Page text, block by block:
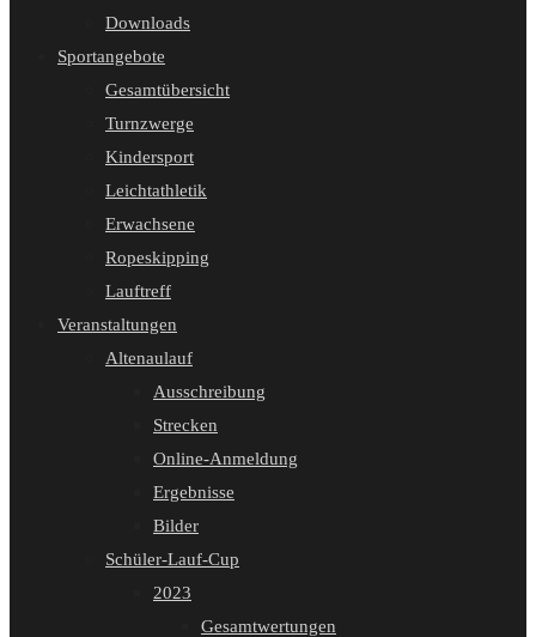
Downloads
Sportangebote
Gesamtübersicht
Turnzwerge
Kindersport
Leichtathletik
Erwachsene
Ropeskipping
Lauftreff
Veranstaltungen
Altenaulauf
Ausschreibung
Strecken
Online-Anmeldung
Ergebnisse
Bilder
Schüler-Lauf-Cup
2023
Gesamtwertungen